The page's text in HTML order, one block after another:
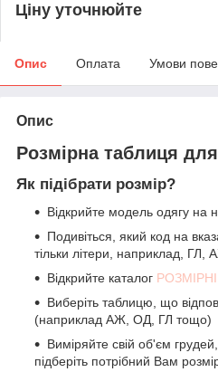
Ціну уточнюйте
Опис Оплата Умови
Опис
Розмірна таблиця
Як підібрати розмір?
Відкрийте модель одягу на
Подивіться, який код на
тільки літери, наприклад, ГЛ,
Відкрийте каталог
Виберіть таблицю, що
(наприклад АЖ, ОД, ГЛ тощо)
Виміряйте свій об'єм грудей,
підберіть потрібний Вам